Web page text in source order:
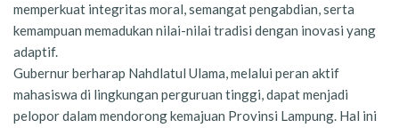
memperkuat integritas moral, semangat pengabdian, serta
kemampuan memadukan nilai-nilai tradisi dengan inovasi yang
adaptif.
Gubernur berharap Nahdlatul Ulama, melalui peran aktif
mahasiswa di lingkungan perguruan tinggi, dapat menjadi
pelopor dalam mendorong kemajuan Provinsi Lampung. Hal ini